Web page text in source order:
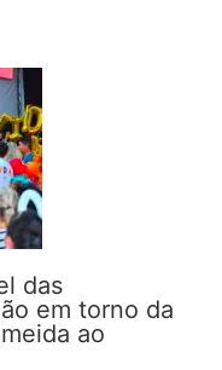
das
em torno da
ao